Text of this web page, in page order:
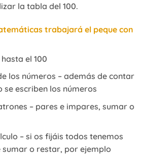
la tabla del 100.
trabajará el peque con
el 100
los números – además de contar
escriben los números
– pares e impares, sumar o
– si os fijáis todos tenemos
o restar, por ejemplo